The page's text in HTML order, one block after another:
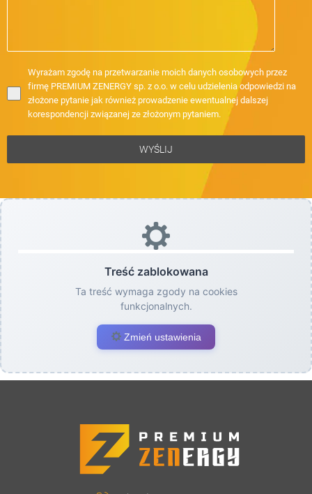
Wyrażam zgodę na przetwarzanie moich danych osobowych przez
firmę PREMIUM ZENERGY sp. z o.o. w celu udzielenia odpowiedzi na
złożone pytanie jak również prowadzenie ewentualnej dalszej
korespondencji związanej ze złożonym pytaniem.
WYŚLIJ
Treść zablokowana
Ta treść wymaga zgody na cookies
funkcjonalnych.
Zmień ustawienia